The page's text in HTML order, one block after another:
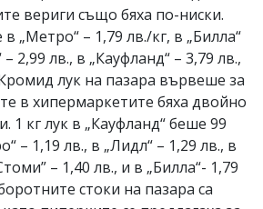
вериги също бяха по-ниски.
„Метро“ – 1,79 лв./кг, в „Билла“
2,99 лв., в „Кауфланд“ – 3,79 лв.,
лук на пазара вървеше за
в хипермаркетите бяха двойно
1 кг лук в „Кауфланд“ беше 99
– 1,19 лв., в „Лидл“ – 1,29 лв., в
– 1,40 лв., и в „Билла“- 1,79
стоки на пазара са